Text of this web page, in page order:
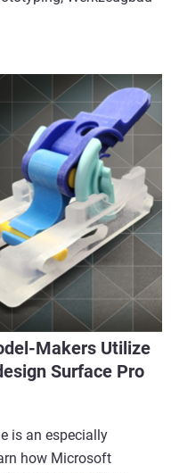
Makers Utilize
Surface Pro
is an especially
how Microsoft